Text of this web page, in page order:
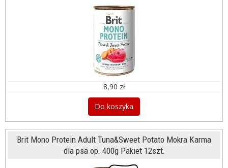
8,90 zł
Do koszyka
Brit Mono Protein Adult Tuna&Sweet Potato Mokra Karma
dla psa op. 400g Pakiet 12szt.